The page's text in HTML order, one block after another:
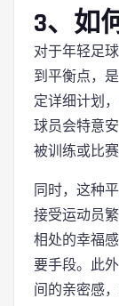
3、如
对于年轻足
到平衡点，
定详细计划
球员会特意
被训练或比
同时，这种
接受运动员
相处的幸福
要手段。此
间的亲密感